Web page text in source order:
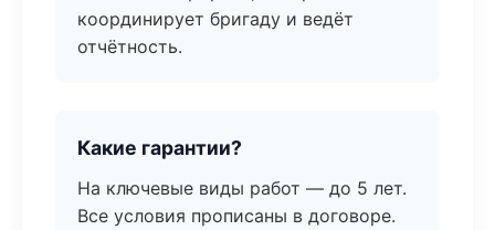
координирует бригаду и ведёт
отчётность.
Какие гарантии?
На ключевые виды работ — до 5 лет.
Все условия прописаны в договоре.